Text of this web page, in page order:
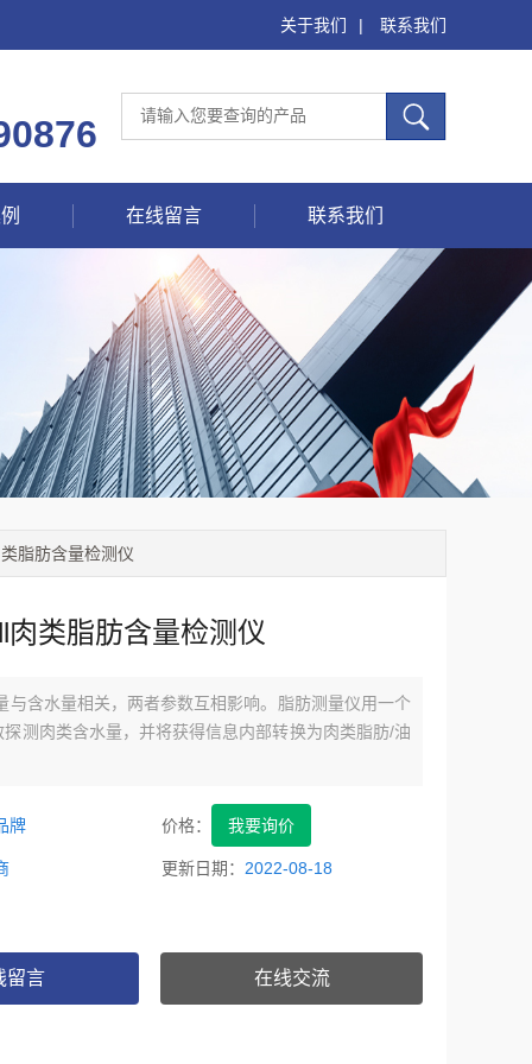
关于我们 | 联系我们
在线留言 联系我们
脂肪含量检测仪
肉类脂肪含量检测仪
与含水量相关，两者参数互相影响。脂肪测量仪用一个
测肉类含水量，并将获得信息内部转换为肉类脂肪/油
们起初对大量种类繁多的鱼及家禽进行研究，许多研
测量仪进行，这种仪器也被科学家们带着进行各种检
牌 价格： 我要询价
更新日期： 2022-08-18
留言 在线交流